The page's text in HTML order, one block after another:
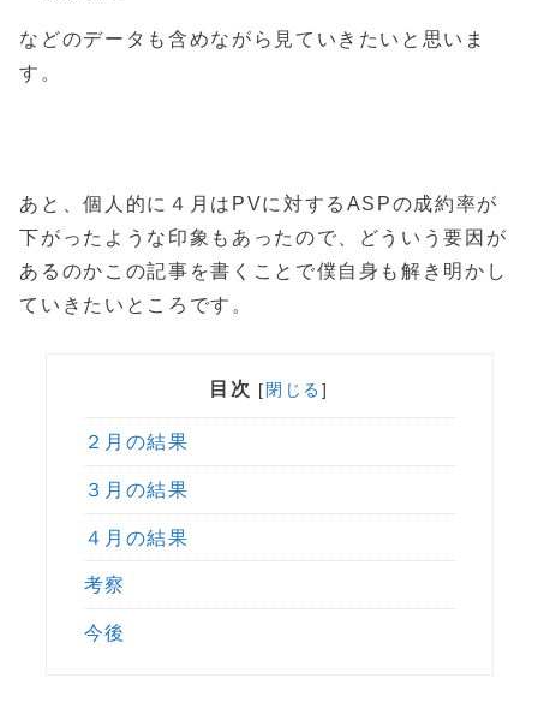
などのデータも含めながら見ていきたいと思いま
す。
あと、個人的に４月はPVに対するASPの成約率が
下がったような印象もあったので、どういう要因が
あるのかこの記事を書くことで僕自身も解き明かし
ていきたいところです。
目次 [閉じる ]
２月の結果
３月の結果
４月の結果
考察
今後